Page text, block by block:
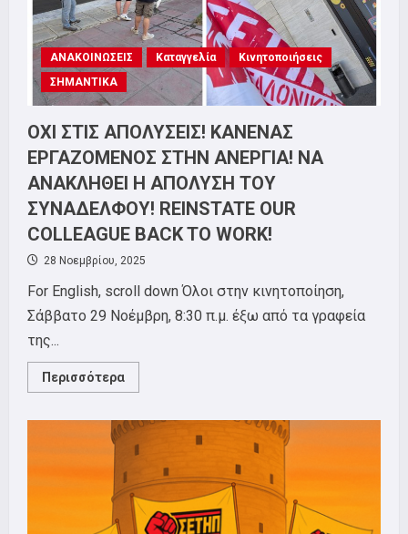
ΑΝΑΚΟΙΝΩΣΕΙΣ Καταγγελία
Κινητοποιήσεις
ΣΗΜΑΝΤΙΚΑ
ΟΧΙ ΣΤΙΣ ΑΠΟΛΥΣΕΙΣ! ΚΑΝΕΝΑΣ
ΕΡΓΑΖΟΜΕΝΟΣ ΣΤΗΝ ΑΝΕΡΓΙΑ! ΝΑ
ΑΝΑΚΛΗΘΕΙ Η ΑΠΟΛΥΣΗ ΤΟΥ
ΣΥΝΑΔΕΛΦΟΥ! REINSTATE OUR
COLLEAGUE BACK TO WORK!
28 Νοεμβρίου, 2025
For English, scroll down Όλοι στην κινητοποίηση,
Σάββατο 29 Νοέμβρη, 8:30 π.μ. έξω από τα γραφεία
της...
Περισσότερα
more
ΣΤΙΣ
ΚΑΝΕΝΑΣ
ΕΡΓΑΖΟΜΕΝΟΣ
ΣΤΗΝ
ΑΝΕΡΓΙΑ!
ΝΑ
ΑΝΑΚΛΗΘΕΙ